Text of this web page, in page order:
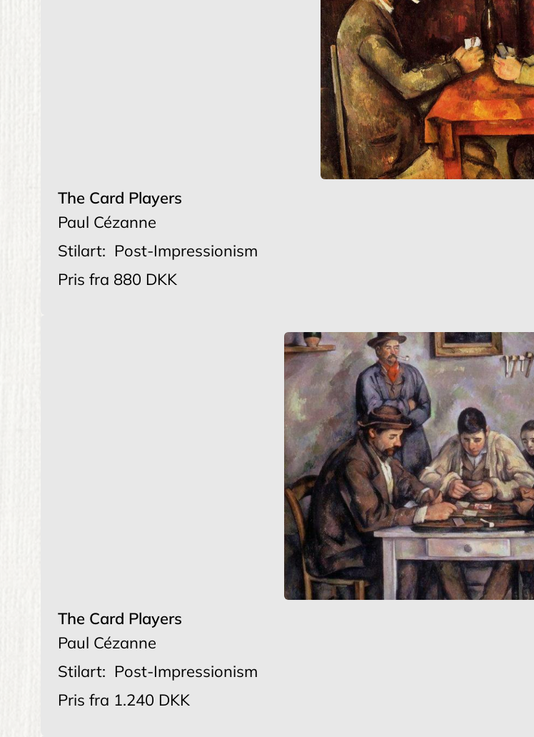
The Card Players
Paul Cézanne
Stilart: Post-Impressionism
Pris fra 880 DKK
The Card Players
Paul Cézanne
Stilart: Post-Impressionism
Pris fra 1.240 DKK